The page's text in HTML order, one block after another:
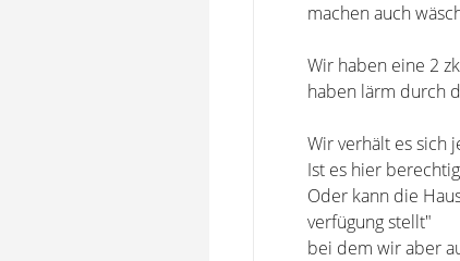
machen auch
Wir haben eine 2
haben lärm durch
Wir verhält es sich
Ist es hier
Oder kann die
verfügung stellt"
bei dem wir aber